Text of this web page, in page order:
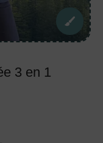
3 en 1